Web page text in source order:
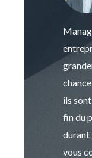
ils
fin du
durant
vous